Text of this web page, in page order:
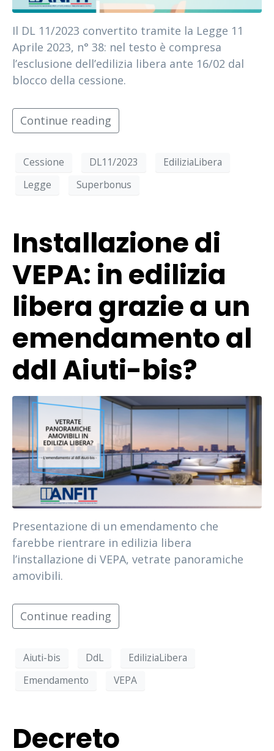
Il DL 11/2023 convertito tramite la Legge 11
Aprile 2023, n° 38: nel testo è compresa
l’esclusione dell’edilizia libera ante 16/02 dal
blocco della cessione.
Continue reading
Cessione DL11/2023
EdiliziaLibera
Legge
Superbonus
Installazione di
VEPA: in edilizia
libera grazie a un
emendamento al
ddl Aiuti-bis?
Presentazione di un emendamento che
farebbe rientrare in edilizia libera
l’installazione di VEPA, vetrate panoramiche
amovibili.
Continue reading
Aiuti-bis DdL
EdiliziaLibera
Emendamento
VEPA
Decreto